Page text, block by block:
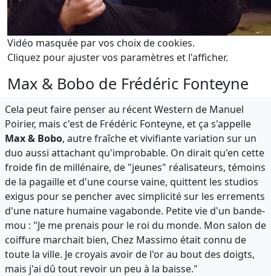
Vidéo masquée par vos choix de cookies.
Cliquez pour ajuster vos paramètres et l'afficher.
Max & Bobo de Frédéric Fonteyne
Cela peut faire penser au récent Western de Manuel
Poirier, mais c'est de Frédéric Fonteyne, et ça s'appelle
Max & Bobo, autre fraîche et vivifiante variation sur un
duo aussi attachant qu'improbable. On dirait qu'en cette
froide fin de millénaire, de "jeunes" réalisateurs, témoins
de la pagaille et d'une course vaine, quittent les studios
exigus pour se pencher avec simplicité sur les errements
d'une nature humaine vagabonde. Petite vie d'un bande-
mou : "Je me prenais pour le roi du monde. Mon salon de
coiffure marchait bien, Chez Massimo était connu de
toute la ville. Je croyais avoir de l'or au bout des doigts,
mais j'ai dû tout revoir un peu à la baisse."